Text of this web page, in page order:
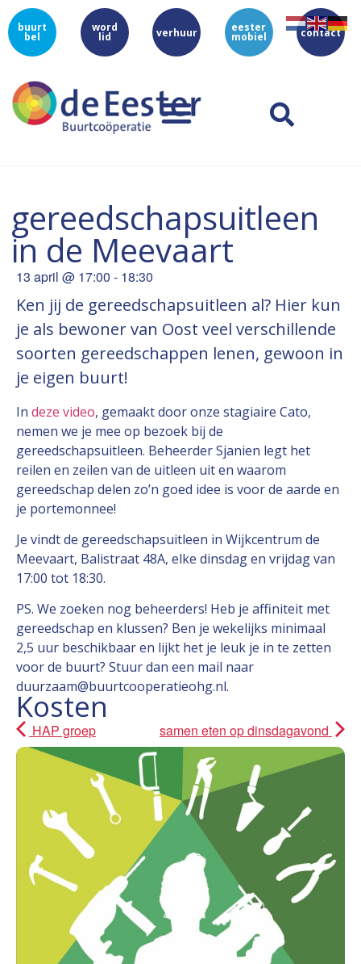
buurt
bel
word
lid verhuur eester
mobiel contact
gereedschapsuitleen
in de Meevaart
13 april @ 17:00 - 18:30
Ken jij de gereedschapsuitleen al? Hier kun
je als bewoner van Oost veel verschillende
soorten gereedschappen lenen, gewoon in
je eigen buurt!
In deze video, gemaakt door onze stagiaire Cato,
nemen we je mee op bezoek bij de
gereedschapsuitleen. Beheerder Sjanien legt het
reilen en zeilen van de uitleen uit en waarom
gereedschap delen zo’n goed idee is voor de aarde en
je portemonnee!
Je vindt de gereedschapsuitleen in Wijkcentrum de
Meevaart, Balistraat 48A, elke dinsdag en vrijdag van
17:00 tot 18:30.
PS. We zoeken nog beheerders! Heb je affiniteit met
gereedschap en klussen? Ben je wekelijks minimaal
2,5 uur beschikbaar en lijkt het je leuk je in te zetten
voor de buurt? Stuur dan een mail naar
duurzaam@buurtcooperatieohg.nl.
Kosten
HAP groep samen eten op dinsdagavond